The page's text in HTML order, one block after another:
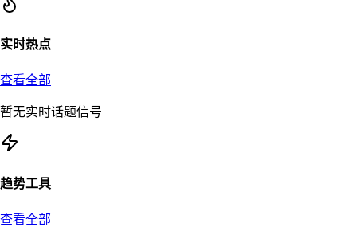
实时热点
查看全部
暂无实时话题信号
趋势工具
查看全部